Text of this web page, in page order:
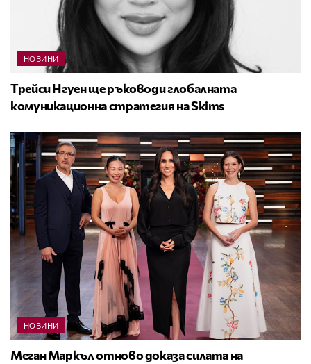
НОВИНИ
Трейси Нгуен ще ръководи глобалната
комуникационна стратегия на Skims
НОВИНИ
Меган Маркъл отново доказа силата на